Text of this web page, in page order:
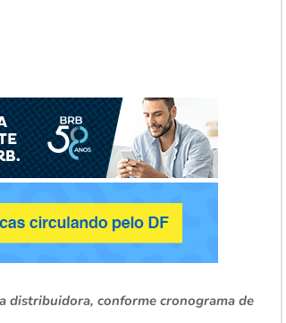
distribuidora, conforme cronograma de